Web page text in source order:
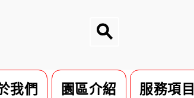
我們 園區介紹 服務項目